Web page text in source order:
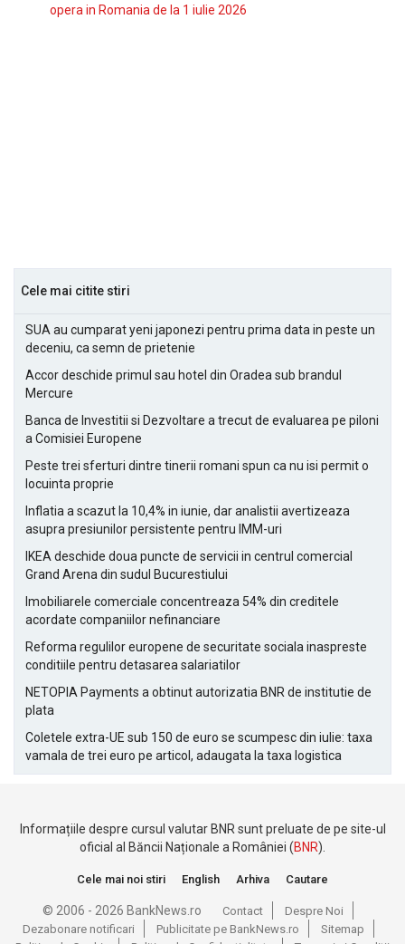
opera in Romania de la 1 iulie 2026
Cele mai citite stiri
SUA au cumparat yeni japonezi pentru prima data in peste un
deceniu, ca semn de prietenie
Accor deschide primul sau hotel din Oradea sub brandul
Mercure
Banca de Investitii si Dezvoltare a trecut de evaluarea pe piloni
a Comisiei Europene
Peste trei sferturi dintre tinerii romani spun ca nu isi permit o
locuinta proprie
Inflatia a scazut la 10,4% in iunie, dar analistii avertizeaza
asupra presiunilor persistente pentru IMM-uri
IKEA deschide doua puncte de servicii in centrul comercial
Grand Arena din sudul Bucurestiului
Imobiliarele comerciale concentreaza 54% din creditele
acordate companiilor nefinanciare
Reforma regulilor europene de securitate sociala inaspreste
conditiile pentru detasarea salariatilor
NETOPIA Payments a obtinut autorizatia BNR de institutie de
plata
Coletele extra-UE sub 150 de euro se scumpesc din iulie: taxa
vamala de trei euro pe articol, adaugata la taxa logistica
Informațiile despre cursul valutar BNR sunt preluate de pe site-ul
oficial al Băncii Naționale a României (BNR).
Cele mai noi stiri English Arhiva Cautare
© 2006 - 2026 BankNews.ro Contact
Despre Noi
Dezabonare notificari
Publicitate pe BankNews.ro
Sitemap